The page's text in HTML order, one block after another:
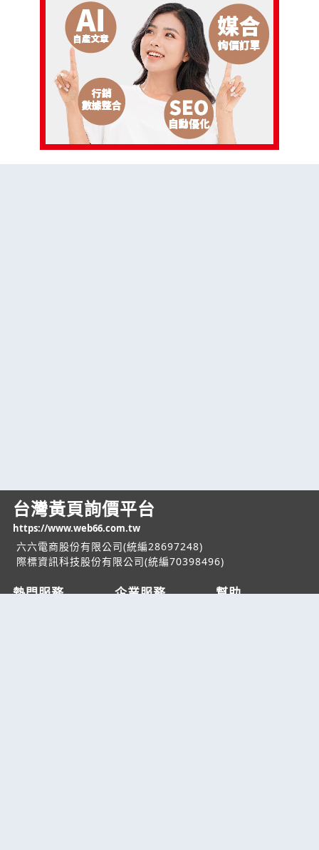
台灣黃頁詢價平台
https://www.web66.com.tw
六六電商股份有限公司(統編28697248)
際標資訊科技股份有限公司(統編70398496)
熱門服務 企業服務 幫助